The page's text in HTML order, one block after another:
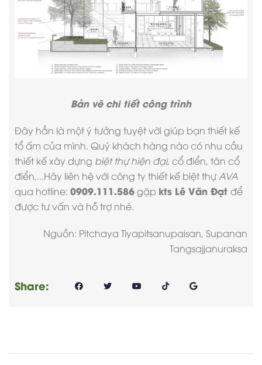
Bản vẽ chi tiết công trình
Đây hẳn là một ý tưởng tuyệt vời giúp bạn thiết kế
tổ ấm của mình. Quý khách hàng nào có nhu cầu
thiết kế xây dựng biệt thự hiện đại, cổ điển, tân cổ
điển,...Hãy liên hệ với công ty thiết kế biệt thự AVA
qua hotline: 0909.111.586gặp kts Lê Văn Đạt để
được tư vấn và hỗ trợ nhé.
Nguồn: Pitchaya Tiyapitsanupaisan, Supanan
Tangsajjanuraksa
Share: